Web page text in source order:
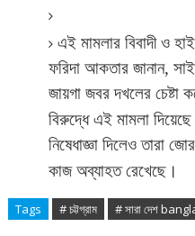
এই মামলার বিবাদী ও
ফরিদা আকতার জানান,
জায়গা জবর দখলের চেষ্টা
বিরুদ্ধে এই মামলা দিয়েছে
নিষেধাজ্ঞা দিলেও তারা জোর
কাজ অব্যাহত রেখেছে।
Tags # চট্টগ্রাম # সারা দেশ